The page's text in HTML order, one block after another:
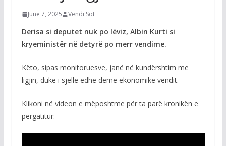
June 7, 2025 Vendi Sot
Derisa si deputet nuk po lëviz, Albin Kurti si
kryeministër në detyrë po merr vendime.
Këto, sipas monitoruesve, janë në kundërshtim me
ligjin, duke i sjellë edhe dëme ekonomike vendit.
Klikoni në videon e mëposhtme për ta parë kronikën e
përgatitur: